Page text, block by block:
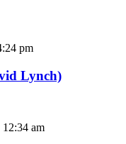
pm
Lynch)
am